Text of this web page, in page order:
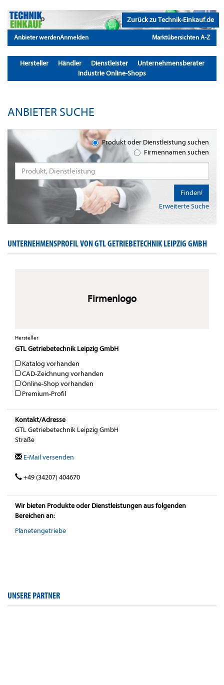
Zurück zu Technik-Einkauf.de
Anbieter werdenAnmelden Marktübersichten A-Z
Hersteller Händler Dienstleister
Unternehmensberater
Industrie Online-Shops
ANBIETER SUCHE
Produkt oder Dienstleistung suchen
Firmennamen suchen
Erweiterte Suche
Finden!
UNTERNEHMENSPROFIL VON GTL GETRIEBETECHNIK LEIPZIG GMBH
Firmenlogo
Hersteller
GTL Getriebetechnik Leipzig GmbH
Katalog vorhanden
CAD-Zeichnung vorhanden
Online-Shop vorhanden
Premium-Profil
Kontakt/Adresse
GTL Getriebetechnik Leipzig GmbH
Straße
E-Mail versenden
+49 (34207) 404670
Wir bieten Produkte oder Dienstleistungen aus folgenden
Bereichen an:
Planetengetriebe
UNSERE PARTNER